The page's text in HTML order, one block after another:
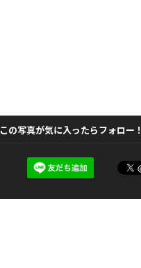
この写真が気に入ったらフォロー！